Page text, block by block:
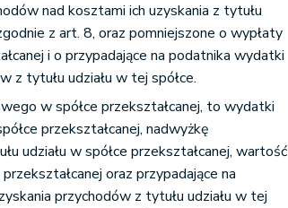
nad kosztami ich uzyskania z tytułu
z art. 8, oraz pomniejszone o wypłaty
i o przypadające na podatnika wydatki
z tytułu udziału w tej spółce.
w spółce przekształcanej, to wydatki
przekształcanej, nadwyżkę
udziału w spółce przekształcanej, wartość
oraz przypadające na
przychodów z tytułu udziału w tej